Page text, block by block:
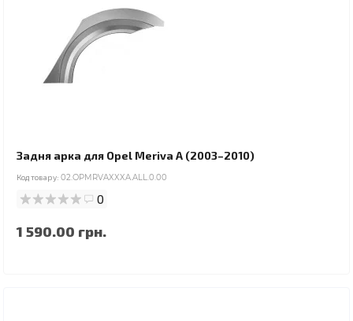
Задня арка для Opel Meriva A (2003–2010)
Код товару: 02.OPMRVAXXXA.ALL.0.00
0
1 590.00 грн.